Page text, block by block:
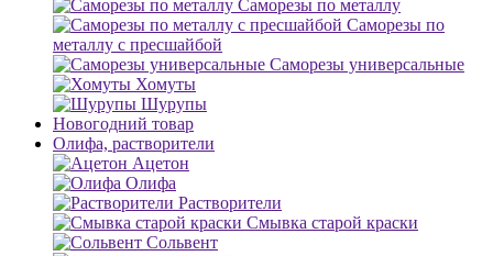
Саморезы по металлу
Саморезы по
металлу с пресшайбой
Саморезы универсальные
Хомуты
Шурупы
Новогодний товар
Олифа, растворители
Ацетон
Олифа
Растворители
Смывка старой краски
Сольвент